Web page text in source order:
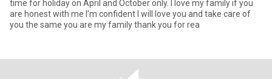
time for holiday on April and October only. I love my family if you
are honest with me I’m confident I will love you and take care of
you the same you are my family thank you for rea